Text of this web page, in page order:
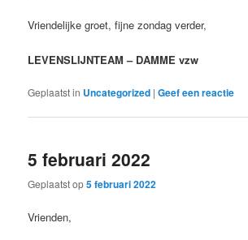
Vriendelijke groet, fijne zondag verder,
LEVENSLIJNTEAM – DAMME vzw
Geplaatst in Uncategorized |Geef een reactie
5 februari 2022
Geplaatst op5 februari 2022
Vrienden,